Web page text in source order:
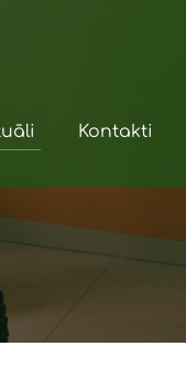
Kontakti